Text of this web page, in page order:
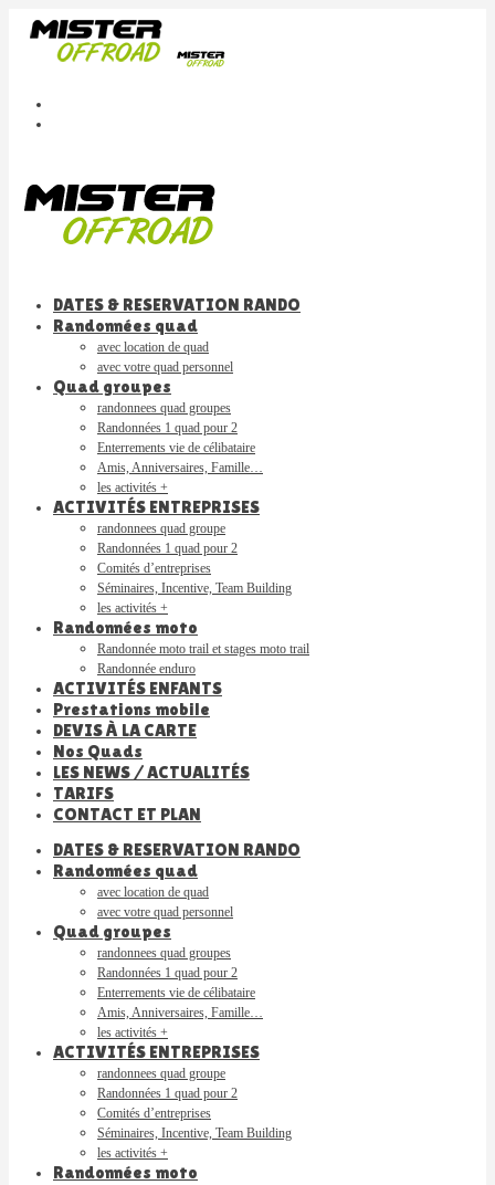
DATES & RESERVATION RANDO
Randonnées quad
avec location de quad
avec votre quad personnel
Quad groupes
randonnees quad groupes
Randonnées 1 quad pour 2
Enterrements vie de célibataire
Amis, Anniversaires, Famille…
les activités +
ACTIVITÉS ENTREPRISES
randonnees quad groupe
Randonnées 1 quad pour 2
Comités d’entreprises
Séminaires, Incentive, Team Building
les activités +
Randonnées moto
Randonnée moto trail et stages moto trail
Randonnée enduro
ACTIVITÉS ENFANTS
Prestations mobile
DEVIS À LA CARTE
Nos Quads
LES NEWS / ACTUALITÉS
TARIFS
CONTACT ET PLAN
DATES & RESERVATION RANDO
Randonnées quad
avec location de quad
avec votre quad personnel
Quad groupes
randonnees quad groupes
Randonnées 1 quad pour 2
Enterrements vie de célibataire
Amis, Anniversaires, Famille…
les activités +
ACTIVITÉS ENTREPRISES
randonnees quad groupe
Randonnées 1 quad pour 2
Comités d’entreprises
Séminaires, Incentive, Team Building
les activités +
Randonnées moto